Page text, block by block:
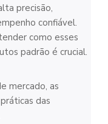
precisão,
confiável.
como esses
padrão é crucial.
mercado, as
das